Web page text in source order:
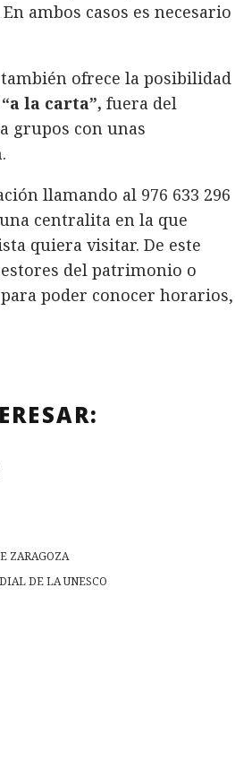
En ambos casos es necesario
ofrece la posibilidad
la carta”, fuera del
grupos con unas
llamando al 976 633 296
centralita en la que
quiera visitar. De este
del patrimonio o
poder conocer horarios,
ZARAGOZA
DE LA UNESCO